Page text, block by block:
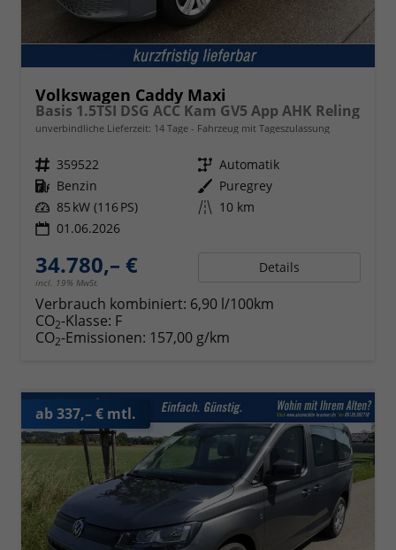
Volkswagen Caddy Maxi
Basis 1.5TSI DSG ACC Kam GV5 App AHK Reling
unverbindliche Lieferzeit: 14 Tage Fahrzeug mit Tageszulassung
Fahrzeugnr. 359522 Getriebe Automatik
Kraftstoff Benzin Außenfarbe Puregrey
Leistung 85 kW (116 PS) Kilometerstand 10 km
01.06.2026
34.780,– €
incl. 19% MwSt.
Details
Verbrauch kombiniert: 6,90 l/100km
CO2-Klasse: F
CO2-Emissionen: 157,00 g/km
ab 337,– € mtl.